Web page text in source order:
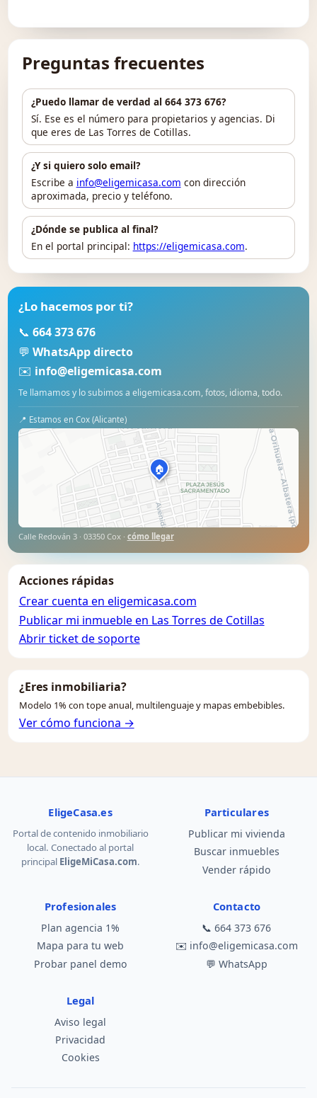
Preguntas frecuentes
¿Puedo llamar de verdad al 664 373 676?
Sí. Ese es el número para propietarios y agencias. Di
que eres de Las Torres de Cotillas.
¿Y si quiero solo email?
Escribe a info@eligemicasa.com con dirección
aproximada, precio y teléfono.
¿Dónde se publica al final?
En el portal principal: https://eligemicasa.com.
¿Lo hacemos por ti?
📞 664 373 676
💬 WhatsApp directo
✉️ info@eligemicasa.com
Te llamamos y lo subimos a eligemicasa.com, fotos, idioma, todo.
📍 Estamos en Cox (Alicante)
🏠
Calle Redován 3 · 03350 Cox · cómo llegar
Acciones rápidas
Crear cuenta en eligemicasa.com
Publicar mi inmueble en Las Torres de Cotillas
Abrir ticket de soporte
¿Eres inmobiliaria?
Modelo 1% con tope anual, multilenguaje y mapas embebibles.
Ver cómo funciona →
EligeCasa.es
Portal de contenido inmobiliario
local. Conectado al portal
principal EligeMiCasa.com.
Particulares
Publicar mi vivienda
Buscar inmuebles
Vender rápido
Profesionales
Plan agencia 1%
Mapa para tu web
Probar panel demo
Contacto
📞664 373 676
✉️ info@eligemicasa.com
💬 WhatsApp
Legal
Aviso legal
Privacidad
Cookies